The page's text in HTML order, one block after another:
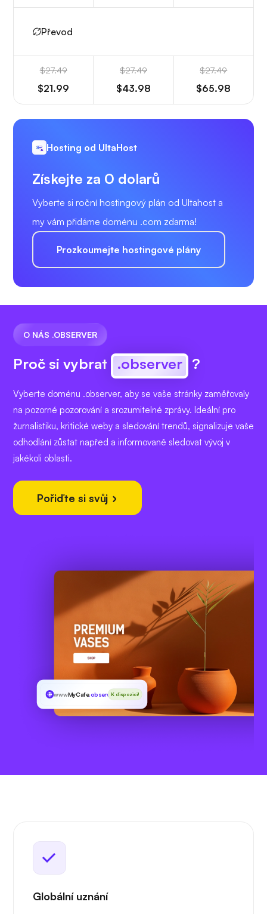
Převod
$27.49
$21.99
$27.49
$43.98
$27.49
$65.98
Hosting od UltaHost
Získejte za 0 dolarů
Vyberte si roční hostingový plán od Ultahost a
my vám přidáme doménu .com zdarma!
Prozkoumejte hostingové plány
O NÁS .OBSERVER
Proč si vybrat .observer ?
Vyberte doménu .observer, aby se vaše stránky zaměřovaly
na pozorné pozorování a srozumitelné zprávy. Ideální pro
žurnalistiku, kritické weby a sledování trendů, signalizuje vaše
odhodlání zůstat napřed a informovaně sledovat vývoj v
jakékoli oblasti.
Pořiďte si svůj
wwwMyCafe.observerK dispozici!
Globální uznání